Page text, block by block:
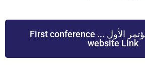
رابط موقع المؤتمر الأول ... First conference
website Link